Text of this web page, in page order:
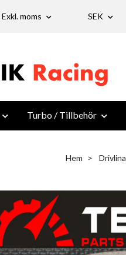
Exkl. moms SEK
Turbo / Tillbehör
Hem Drivlina